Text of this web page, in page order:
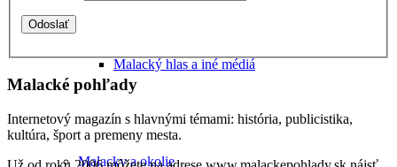
Malacký hlas a iné médiá
Malacky a okolie
Malacké pohľady
Internetový magazín s hlavnými témami: história, publicistika,
kultúra, šport a premeny mesta.